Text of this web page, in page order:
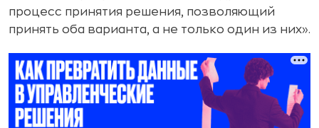
процесс принятия решения, позволяющий
принять оба варианта, а не только один из них».